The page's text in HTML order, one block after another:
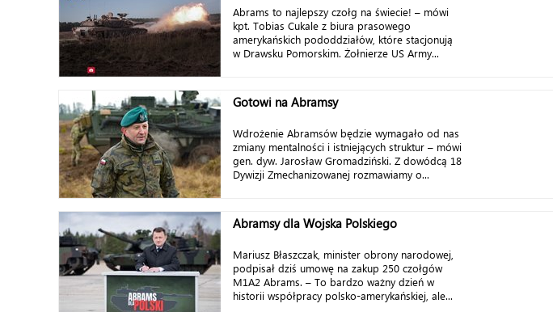
Abrams to najlepszy czołg na świecie! – mówi
kpt. Tobias Cukale z biura prasowego
amerykańskich pododdziałów, które stacjonują
w Drawsku Pomorskim. Żołnierze US Army...
Gotowi na Abramsy
Wdrożenie Abramsów będzie wymagało od nas
zmiany mentalności i istniejących struktur – mówi
gen. dyw. Jarosław Gromadziński. Z dowódcą 18
Dywizji Zmechanizowanej rozmawiamy o...
Abramsy dla Wojska Polskiego
Mariusz Błaszczak, minister obrony narodowej,
podpisał dziś umowę na zakup 250 czołgów
M1A2 Abrams. – To bardzo ważny dzień w
historii współpracy polsko-amerykańskiej, ale...